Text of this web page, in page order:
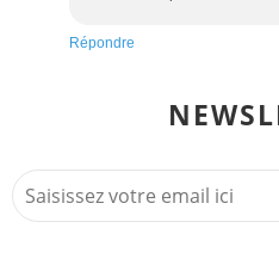
Répondre